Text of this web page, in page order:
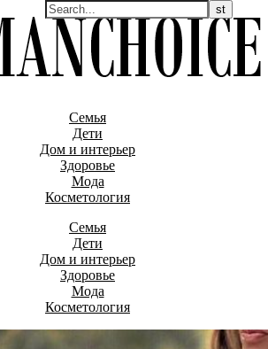
Семья
Дети
Дом и интерьер
Здоровье
Мода
Косметология
Семья
Дети
Дом и интерьер
Здоровье
Мода
Косметология